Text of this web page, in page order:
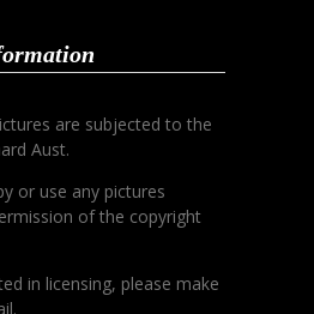
are subjected to the
Aust.
or use any pictures
of the copyright
in licensing, please make